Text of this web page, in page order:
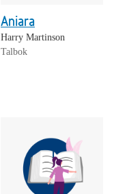
Aniara
Harry Martinson
Talbok